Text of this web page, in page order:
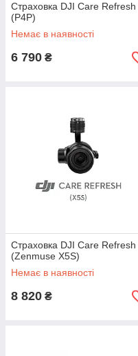
Страховка DJI Care Refresh
(P4P)
Немає в наявності
6 790 ₴
Страховка DJI Care Refresh
(Zenmuse X5S)
Немає в наявності
8 820 ₴